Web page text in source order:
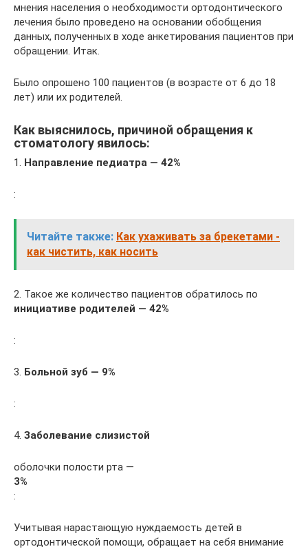
мнения населения о необходимости ортодонтического
лечения было проведено на основании обобщения
данных, полученных в ходе анкетирования пациентов при
обращении. Итак.
Было опрошено 100 пациентов (в возрасте от 6 до 18
лет) или их родителей.
Как выяснилось, причиной обращения к
стоматологу явилось:
1. Направление педиатра — 42%
:
Читайте также: Как ухаживать за брекетами -
как чистить, как носить
2. Такое же количество пациентов обратилось по
инициативе родителей — 42%
:
3. Больной зуб — 9%
:
4. Заболевание слизистой
оболочки полости рта —
3%
:
Учитывая нарастающую нуждаемость детей в
ортодонтической помощи, обращает на себя внимание